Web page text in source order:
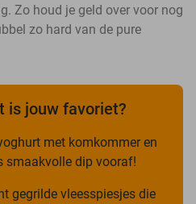
Zo houd je geld over voor nog
zo hard van de pure
is jouw favoriet?
met komkommer en
smaakvolle dip vooraf!
gegrilde vleesspiesjes die